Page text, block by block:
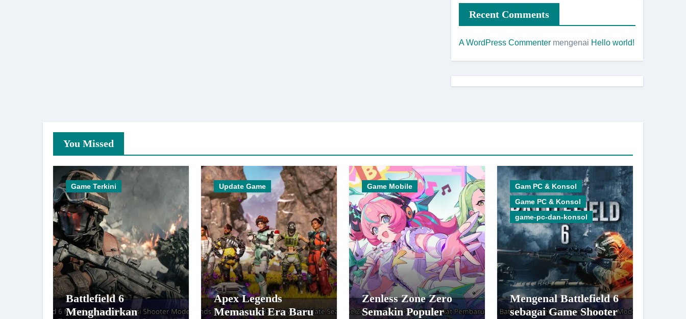
Recent Comments
A WordPress Commenter mengenai Hello world!
You Missed
Game Terkini
Battlefield 6
Menghadirkan
Update Game
Apex Legends
Memasuki Era Baru
Game Mobile
Zenless Zone Zero
Semakin Populer
Gam PC & Konsol
Game PC & Konsol
game-pc-dan-konsol
Mengenal Battlefield 6
sebagai Game Shooter